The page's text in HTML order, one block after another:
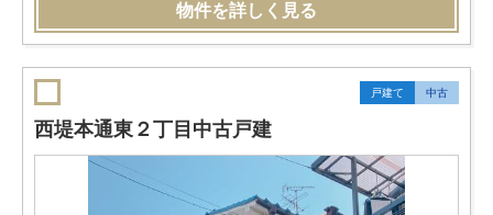
物件を詳しく見る
戸建て 中古
西堤本通東２丁目中古戸建